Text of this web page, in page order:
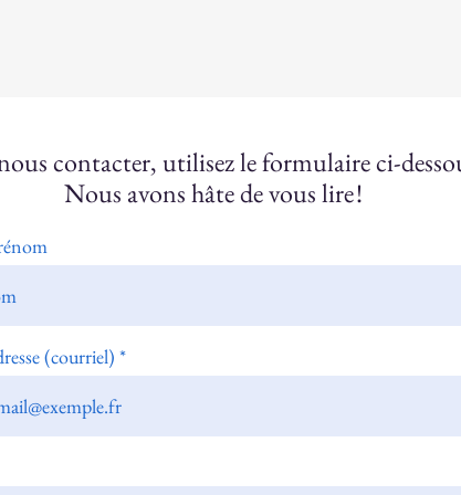
contacter, utilisez le formulaire ci-
Nous avons hâte de vous lire !
(courriel)